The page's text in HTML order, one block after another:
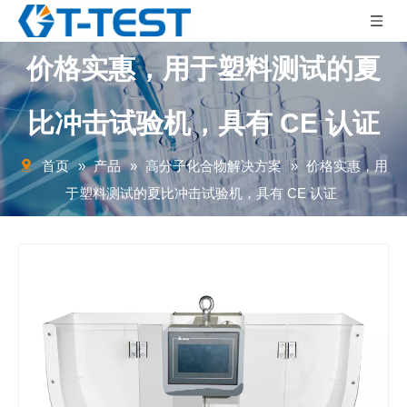
价格实惠，用于塑料测试的夏
比冲击试验机，具有 CE 认证
首页 » 产品 » 高分子化合物解决方案 » 价格实惠，用
于塑料测试的夏比冲击试验机，具有 CE 认证